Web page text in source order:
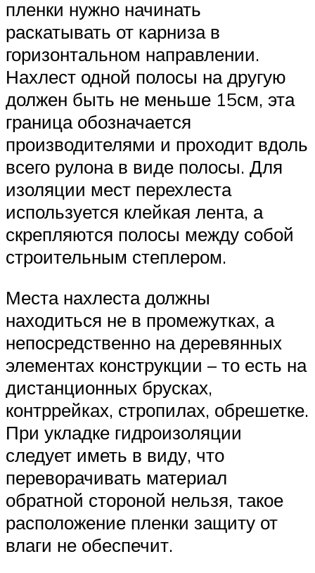
пленки нужно начинать
раскатывать от карниза в
горизонтальном направлении.
Нахлест одной полосы на другую
должен быть не меньше 15см, эта
граница обозначается
производителями и проходит вдоль
всего рулона в виде полосы. Для
изоляции мест перехлеста
используется клейкая лента, а
скрепляются полосы между собой
строительным степлером.
Места нахлеста должны
находиться не в промежутках, а
непосредственно на деревянных
элементах конструкции – то есть на
дистанционных брусках,
контррейках, стропилах, обрешетке.
При укладке гидроизоляции
следует иметь в виду, что
переворачивать материал
обратной стороной нельзя, такое
расположение пленки защиту от
влаги не обеспечит.